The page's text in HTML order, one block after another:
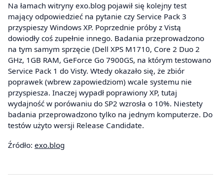
Na łamach witryny exo.blog pojawił się kolejny test
mający odpowiedzieć na pytanie czy Service Pack 3
przyspieszy Windows XP. Poprzednie próby z Vistą
dowiodły coś zupełnie innego. Badania przeprowadzono
na tym samym sprzęcie (Dell XPS M1710, Core 2 Duo 2
GHz, 1GB RAM, GeForce Go 7900GS, na którym testowano
Service Pack 1 do Visty. Wtedy okazało się, że zbiór
poprawek (wbrew zapowiedziom) wcale systemu nie
przyspiesza. Inaczej wypadł poprawiony XP, tutaj
wydajność w porówaniu do SP2 wzrosła o 10%. Niestety
badania przeprowadzono tylko na jednym komputerze. Do
testów użyto wersji Release Candidate.
Źródło: exo.blog